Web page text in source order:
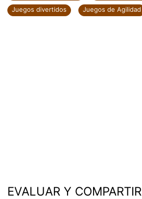
Juegos divertidos
Juegos de Agilidad
EVALUAR Y COMPARTIR